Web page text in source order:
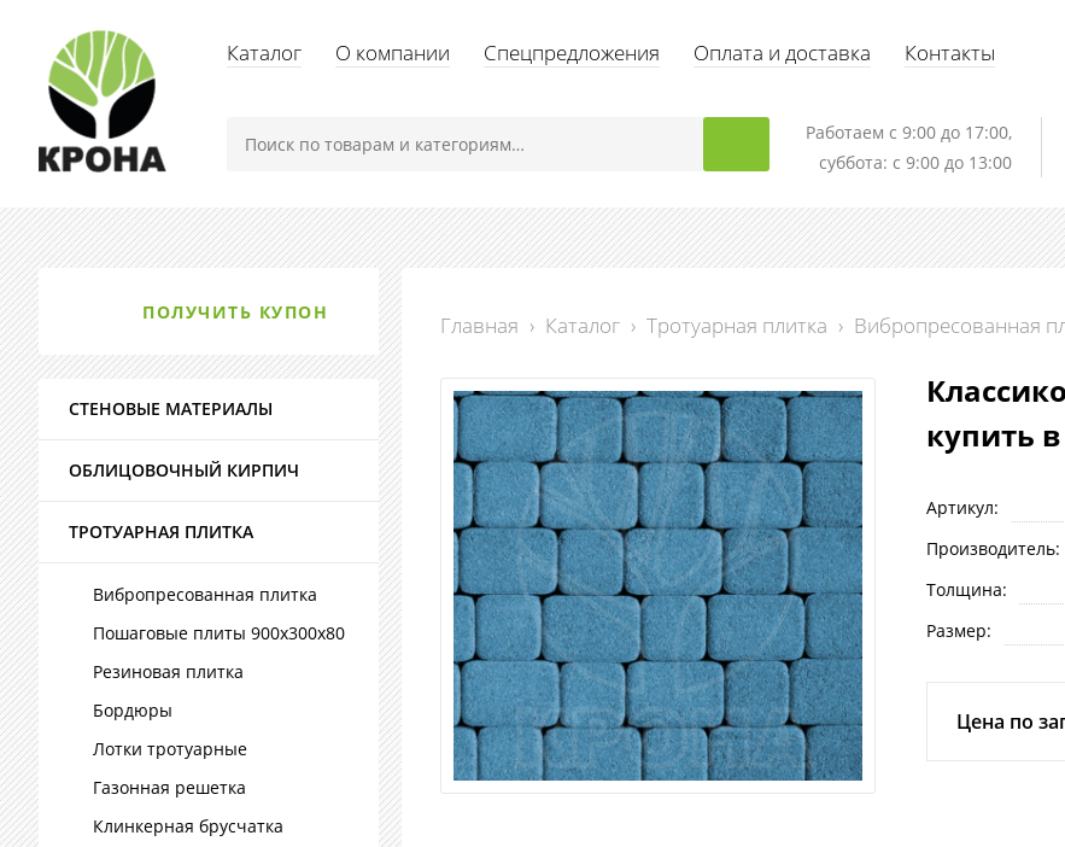
Каталог О компании Спецпредложения Оплата и доставка Контакты
Работаем c 9:00 до 17:00,
суббота: с 9:00 до 13:00
Главная › Каталог › Тротуарная плитка › Вибропресованная
купить
Артикул:
Производитель:
Толщина:
Размер:
Цена по
ПОЛУЧИТЬ КУПОН
СТЕНОВЫЕ МАТЕРИАЛЫ
ОБЛИЦОВОЧНЫЙ КИРПИЧ
ТРОТУАРНАЯ ПЛИТКА
Вибропресованная плитка
Пошаговые плиты 900х300х80
Резиновая плитка
Бордюры
Лотки тротуарные
Газонная решетка
Клинкерная брусчатка